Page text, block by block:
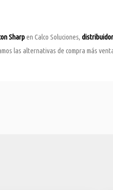
Sharpen Calco Soluciones,
las alternativas de compra más